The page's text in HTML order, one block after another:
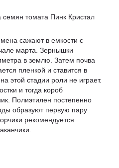
семян томата Пинк Кристал
сажают в емкости с
марта. Зернышки
в землю. Затем почва
пленкой и ставится в
этой стадии роли не играет.
и тогда короб
Полиэтилен постепенно
образуют первую пару
рекомендуется